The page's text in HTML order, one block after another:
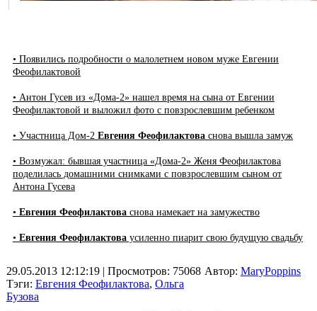
• Появились подробности о малолетнем новом муже Евгении
Феофилактовой
• Антон Гусев из «Дома-2» нашел время на сына от Евгении
Феофилактовой и выложил фото с повзрослевшим ребенком
• Участница Дом-2 Евгения Феофилактова снова вышла замуж
• Возмужал: бывшая участница «Дома-2» Женя Феофилактова
поделилась домашними снимками с повзрослевшим сыном от
Антона Гусева
• Евгения Феофилактова снова намекает на замужество
• Евгения Феофилактова усиленно пиарит свою будущую свадьбу
29.05.2013 12:12:19 | Просмотров: 75068
Тэги: Евгения Феофилактова, Ольга
Бузова
Автор: MaryPoppins